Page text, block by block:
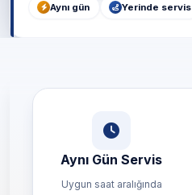
Aynı gün Yerinde servis
Aynı Gün Servis
Uygun saat aralığında